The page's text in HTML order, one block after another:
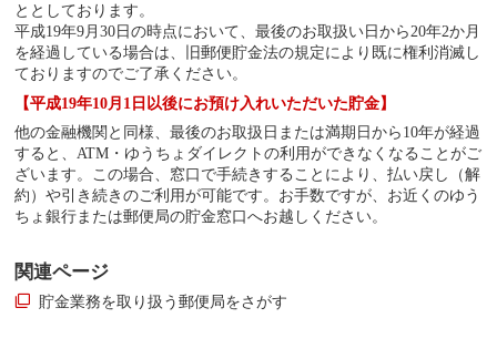
ととしております。
平成19年9月30日の時点において、最後のお取扱い日から20年2か月
を経過している場合は、旧郵便貯金法の規定により既に権利消滅し
ておりますのでご了承ください。
【平成19年10月1日以後にお預け入れいただいた貯金】
他の金融機関と同様、最後のお取扱日または満期日から10年が経過
すると、ATM・ゆうちょダイレクトの利用ができなくなることがご
ざいます。この場合、窓口で手続きすることにより、払い戻し（解
約）や引き続きのご利用が可能です。お手数ですが、お近くのゆう
ちょ銀行または郵便局の貯金窓口へお越しください。
関連ページ
貯金業務を取り扱う郵便局をさがす